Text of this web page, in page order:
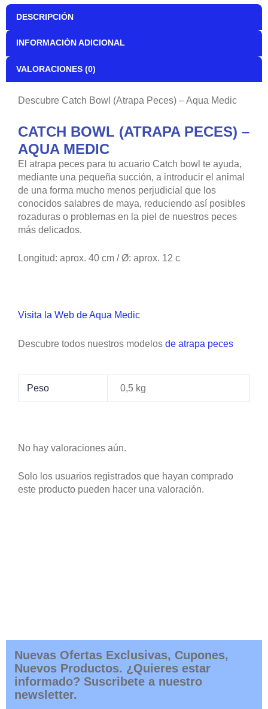
Medic
cantidad
DESCRIPCIÓN
INFORMACIÓN ADICIONAL
VALORACIONES (0)
Descubre Catch Bowl (Atrapa Peces) – Aqua Medic
CATCH BOWL (ATRAPA PECES) –
AQUA MEDIC
El atrapa peces para tu acuario Catch bowl te ayuda,
mediante una pequeña succión, a introducir el animal
de una forma mucho menos perjudicial que los
conocidos salabres de maya, reduciendo así posibles
rozaduras o problemas en la piel de nuestros peces
más delicados.
Longitud: aprox. 40 cm / Ø: aprox. 12 c
Visita la Web de Aqua Medic
Descubre todos nuestros modelos de atrapa peces
Peso 0,5 kg
No hay valoraciones aún.
Solo los usuarios registrados que hayan comprado
este producto pueden hacer una valoración.
Nuevas Ofertas Exclusivas, Cupones,
Nuevos Productos. ¿Quieres estar
informado? Suscribete a nuestro
newsletter.